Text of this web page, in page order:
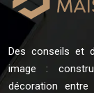
Des conseils et
image :
décoration